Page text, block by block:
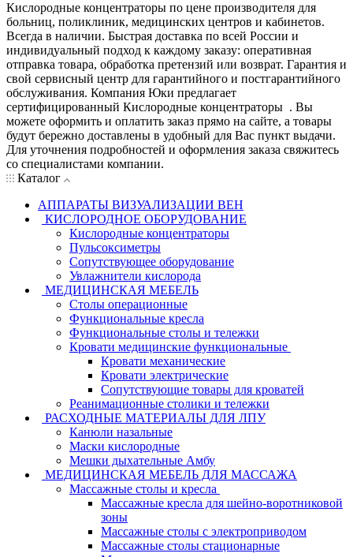
Кислородные концентраторы по цене производителя для
больниц, поликлиник, медицинских центров и кабинетов.
Всегда в наличии. Быстрая доставка по всей России и
индивидуальный подход к каждому заказу: оперативная
отправка товара, обработка претензий или возврат. Гарантия и
свой сервисный центр для гарантийного и постгарантийного
обслуживания. Компания Юки предлагает
сертифицированный Кислородные концентраторы . Вы
можете оформить и оплатить заказ прямо на сайте, а товары
будут бережно доставлены в удобный для Вас пункт выдачи.
Для уточнения подробностей и оформления заказа свяжитесь
со специалистами компании.
Каталог
АППАРАТЫ ВИЗУАЛИЗАЦИИ ВЕН
КИСЛОРОДНОЕ ОБОРУДОВАНИЕ
Кислородные концентраторы
Пульсоксиметры
Сопутствующее оборудование
Увлажнители кислорода
МЕДИЦИНСКАЯ МЕБЕЛЬ
Столы операционные
Функциональные кресла
Функциональные столы и тележки
Кровати медицинские функциональные
Кровати механические
Кровати электрические
Сопутствующие товары для кроватей
Реанимационные столики и тележки
РАСХОДНЫЕ МАТЕРИАЛЫ ДЛЯ ЛПУ
Канюли назальные
Маски кислородные
Мешки дыхательные Амбу
МЕДИЦИНСКАЯ МЕБЕЛЬ ДЛЯ МАССАЖА
Массажные столы и кресла
Массажные кресла для шейно-воротниковой
зоны
Массажные столы с электроприводом
Массажные столы стационарные